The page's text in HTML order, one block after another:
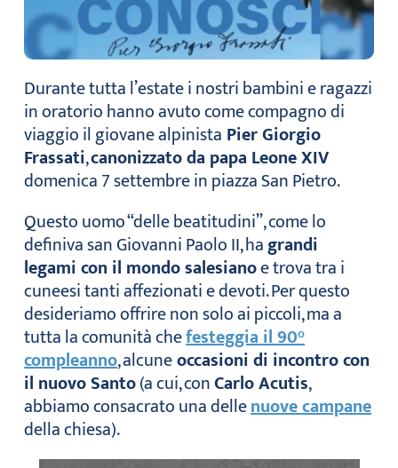
Durante tutta l’estate i nostri bambini e ragazzi
in oratorio hanno avuto come compagno di
viaggio il giovane alpinista Pier Giorgio
Frassati,canonizzato da papa Leone XIV
domenica 7 settembre in piazza San Pietro.
Questo uomo “delle beatitudini”, come lo
definiva san Giovanni Paolo II, hagrandi
legami con il mondo salesianoe trova tra i
cuneesi tanti affezionati e devoti. Per questo
desideriamo offrire non solo ai piccoli, ma a
tutta la comunità chefesteggia il 90°
compleanno, alcuneoccasioni di incontro con
il nuovo Santo(a cui, conCarlo Acutis,
abbiamo consacrato una dellenuove campane
della chiesa).